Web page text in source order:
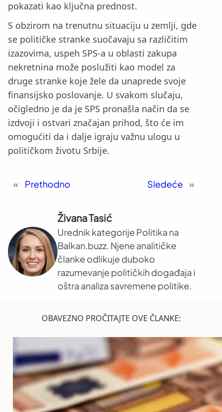
pokazati kao ključna prednost.
S obzirom na trenutnu situaciju u zemlji, gde
se političke stranke suočavaju sa različitim
izazovima, uspeh SPS-a u oblasti zakupa
nekretnina može poslužiti kao model za
druge stranke koje žele da unaprede svoje
finansijsko poslovanje. U svakom slučaju,
očigledno je da je SPS pronašla način da se
izdvoji i ostvari značajan prihod, što će im
omogućiti da i dalje igraju važnu ulogu u
političkom životu Srbije.
« Prethodno Sledeće »
Živana Tasić
Urednik kategorije Politika na
Balkan.buzz. Njene analitičke
članke odlikuje duboko
razumevanje političkih događaja i
oštra analiza savremene politike.
OBAVEZNO PROČITAJTE OVE ČLANKE: